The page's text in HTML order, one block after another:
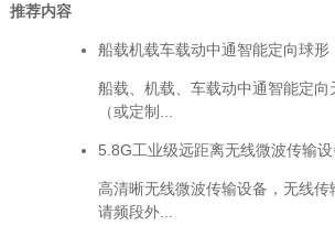
推荐内容
船载机载车载动中通智能定向球形
船载、机载、车载动中通智能定向
（或定制...
5.8G工业级远距离无线微波传输设
高清晰无线微波传输设备，无线传
请频段外...